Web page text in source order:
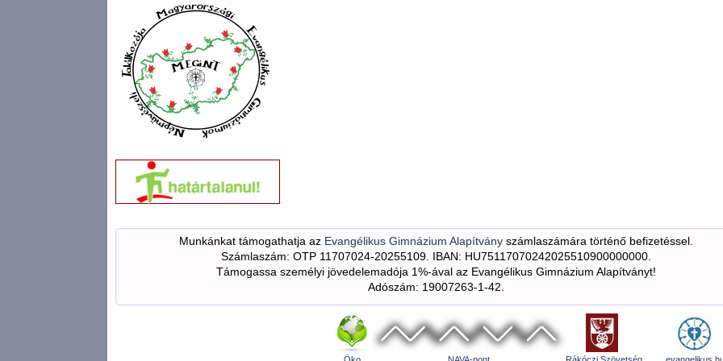
Munkánkat támogathatja az Evangélikus Gimnázium Alapítványszámlaszámára történő befizetéssel.
Számlaszám: OTP 11707024-20255109. IBAN: HU75117070242025510900000000.
Támogassa személyi jövedelemadója 1%-ával az Evangélikus Gimnázium Alapítványt!
Adószám: 19007263-1-42.